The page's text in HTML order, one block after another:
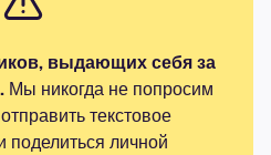
выдающих себя за
Мы никогда не попросим
текстовое
личной